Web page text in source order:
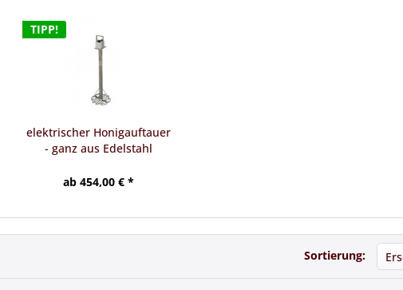
TIPP!
elektrischer Honigauftauer
- ganz aus Edelstahl
ab 454,00 € *
Sortierung: